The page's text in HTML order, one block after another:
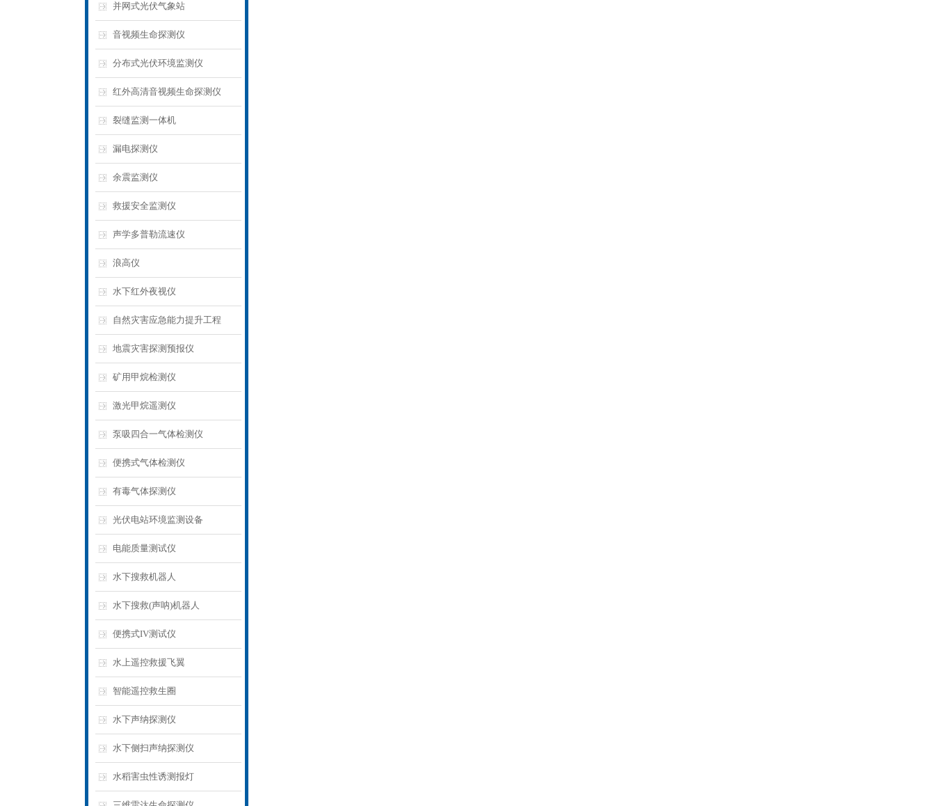
并网式光伏气象站
音视频生命探测仪
分布式光伏环境监测仪
红外高清音视频生命探测仪
裂缝监测一体机
漏电探测仪
余震监测仪
救援安全监测仪
声学多普勒流速仪
浪高仪
水下红外夜视仪
自然灾害应急能力提升工程
地震灾害探测预报仪
矿用甲烷检测仪
激光甲烷遥测仪
泵吸四合一气体检测仪
便携式气体检测仪
有毒气体探测仪
光伏电站环境监测设备
电能质量测试仪
水下搜救机器人
水下搜救(声呐)机器人
便携式IV测试仪
水上遥控救援飞翼
智能遥控救生圈
水下声纳探测仪
水下侧扫声纳探测仪
水稻害虫性诱测报灯